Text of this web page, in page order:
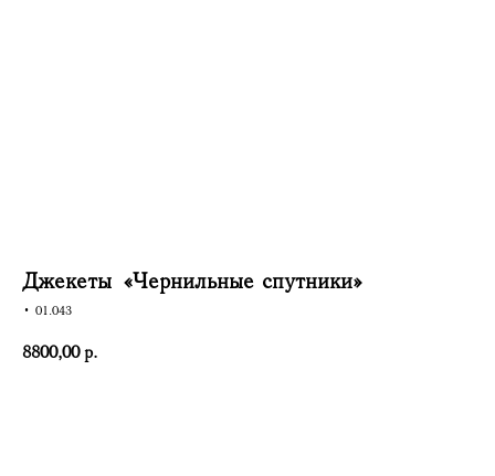
Джекеты «Чернильные спутники»
• 01.043
8800,00 р.